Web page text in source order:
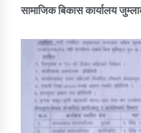
सामाजिक बिकास कार्यालय